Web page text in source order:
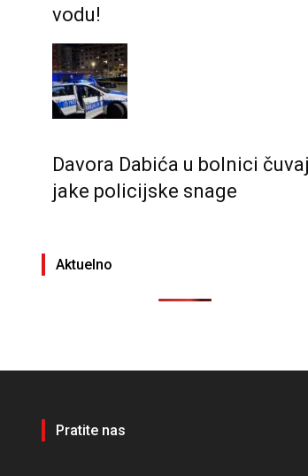
vodu!
Davora Dabića u bolnici
jake policijske snage
Aktuelno
Pratite nas